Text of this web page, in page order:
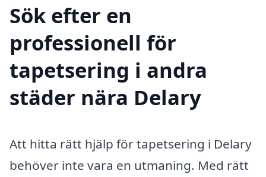
Sök efter en
professionell för
tapetsering i andra
städer nära Delary
Att hitta rätt hjälp för tapetsering i Delary
behöver inte vara en utmaning. Med rätt